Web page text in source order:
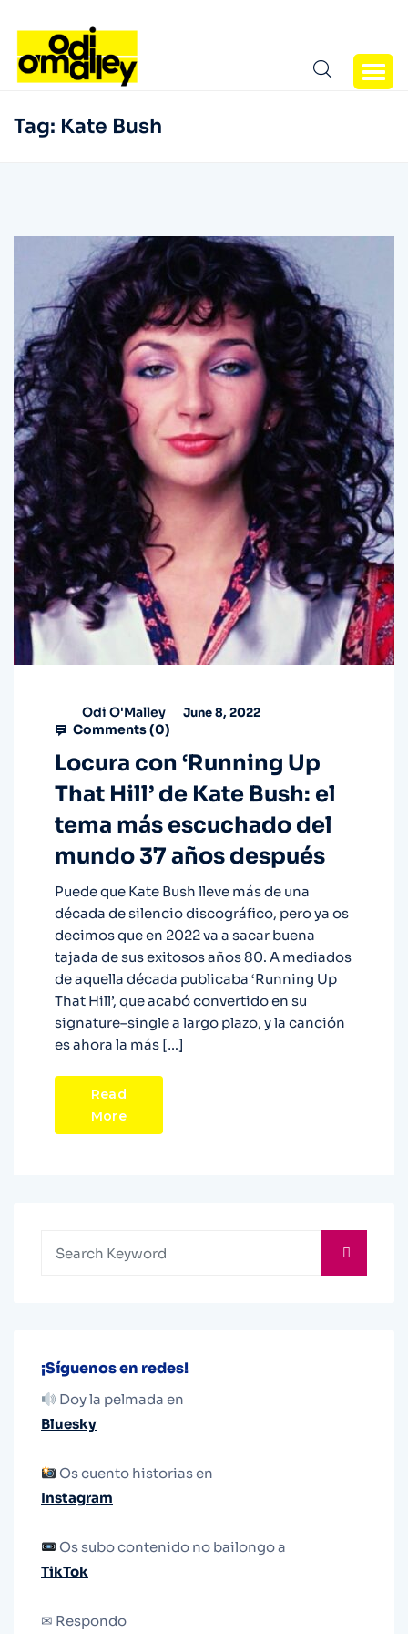
Tag: Kate Bush
Odi O'Malley June 8, 2022
Comments (0)
Locura con ‘Running Up
That Hill’ de Kate Bush: el
tema más escuchado del
mundo 37 años después
Puede que Kate Bush lleve más de una
década de silencio discográfico, pero ya os
decimos que en 2022 va a sacar buena
tajada de sus exitosos años 80. A mediados
de aquella década publicaba ‘Running Up
That Hill’, que acabó convertido en su
signature–single a largo plazo, y la canción
es ahora la más […]
Read
More
¡Síguenos en redes!
Doy la pelmada en
Bluesky
Os cuento historias en
Instagram
Os subo contenido no bailongo a
TikTok
✉ Respondo